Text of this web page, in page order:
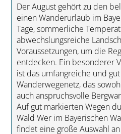
Der August gehört zu den
einen Wanderurlaub im
Tage, sommerliche
abwechslungsreiche
Voraussetzungen, um die
entdecken. Ein besonderer
ist das umfangreiche und
Wanderwegenetz, das
auch anspruchsvolle
Auf gut markierten Wegen
Wald Wer im Bayerischen
findet eine große Auswahl